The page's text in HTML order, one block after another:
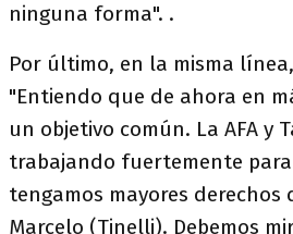
ninguna forma". .
Por último, en la misma
"Entiendo que de ahora en
un objetivo común. La AFA y
trabajando fuertemente
tengamos mayores derechos
Marcelo (Tinelli). Debemos